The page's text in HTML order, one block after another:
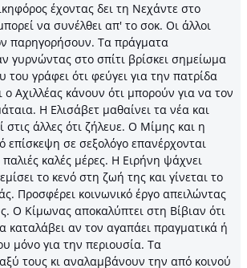
έχοντας δει τη Νεχάντε στο
να συνέλθει απ' το σοκ. Οι άλλοι
παρηγορήσουν. Τα πράγματα
γυρνώντας στο σπίτι βρίσκει σημείωμα
γράφει ότι φεύγει για την πατρίδα
Αχιλλέας κάνουν ότι μπορούν για να τον
Η Ελισάβετ μαθαίνει τα νέα και
στις άλλες ότι ζήλευε. Ο Μίμης και η
επίσκεψη σε σεξολόγο επανέρχονται
παλιές καλές μέρες. Η Ειρήνη ψάχνει
το κενό στη ζωή της και γίνεται το
Προσφέρει κοινωνικό έργο απειλώντας
Ο Κίμωνας αποκαλύπτει στη Βίβιαν ότι
καταλάβει αν τον αγαπάει πραγματικά ή
μόνο για την περιουσία. Τα
τους κι αναλαμβάνουν την από κοινού